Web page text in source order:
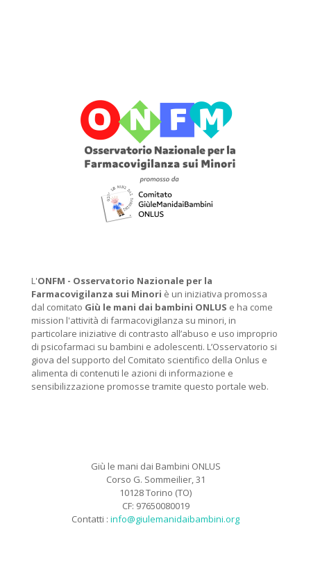
L'ONFM - Osservatorio Nazionale per la
Farmacovigilanza sui Minori è un iniziativa promossa
dal comitato Giù le mani dai bambini ONLUS e ha come
mission l'attività di farmacovigilanza su minori, in
particolare iniziative di contrasto all’abuso e uso improprio
di psicofarmaci su bambini e adolescenti. L’Osservatorio si
giova del supporto del Comitato scientifico della Onlus e
alimenta di contenuti le azioni di informazione e
sensibilizzazione promosse tramite questo portale web.
Giù le mani dai Bambini ONLUS
Corso G. Sommeilier, 31
10128 Torino (TO)
CF: 97650080019
Contatti : info@giulemanidaibambini.org